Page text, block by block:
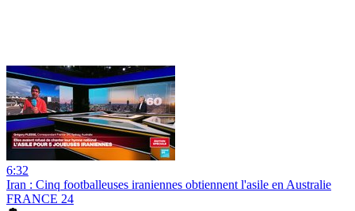
6:32
Iran : Cinq footballeuses iraniennes obtiennent l'asile en Australie
FRANCE 24